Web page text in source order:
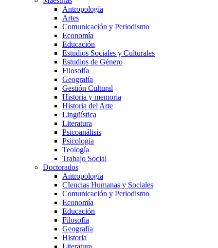
Antropología
Artes
Comunicación y Periodismo
Economía
Educación
Estudios Sociales y Culturales
Estudios de Género
Filosofía
Geografía
Gestión Cultural
Historia y memoria
Historia del Arte
Lingüística
Literatura
Psicoanálisis
Psicología
Teología
Trabajo Social
Doctorados
Antropología
CIencias Humanas y Sociales
Comunicación y Periodismo
Economía
Educación
Filosofía
Geografía
Historia
Literatura